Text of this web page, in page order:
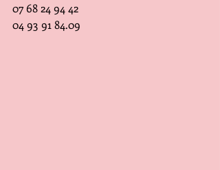
07 68 24 94 42
04 93 91 84.09